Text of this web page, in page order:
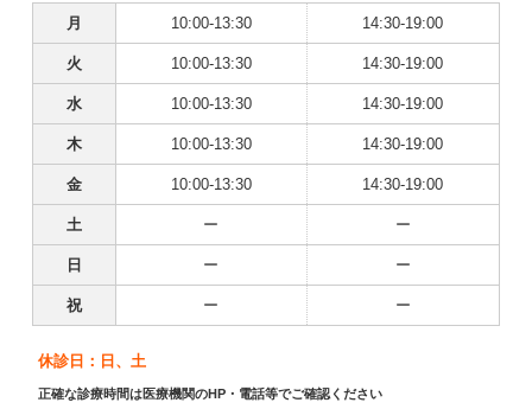
月 10:00-13:30 14:30-19:00
火 10:00-13:30 14:30-19:00
水 10:00-13:30 14:30-19:00
木 10:00-13:30 14:30-19:00
金 10:00-13:30 14:30-19:00
土 ー ー
日 ー ー
祝 ー ー
休診日：日、土
正確な診療時間は医療機関のHP・電話等でご確認ください